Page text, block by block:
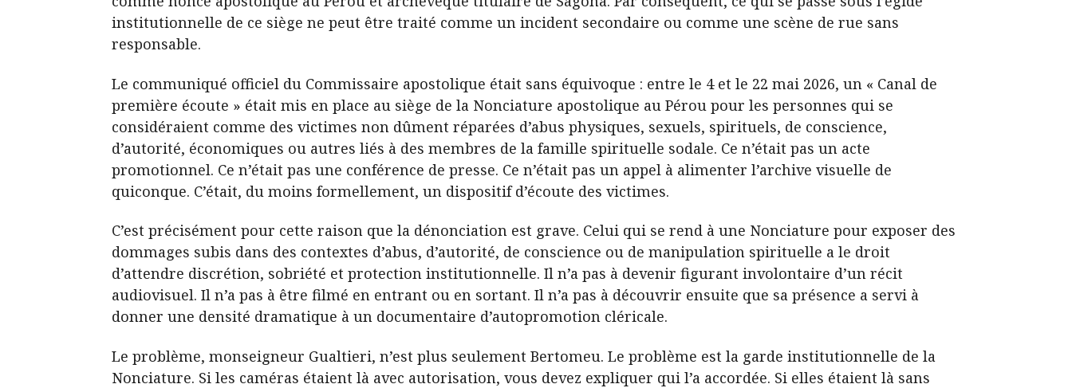
institutionnelle de ce siège ne peut être traité comme un incident secondaire ou comme une scène de rue sans
responsable.
Le communiqué officiel du Commissaire apostolique était sans équivoque : entre le 4 et le 22 mai 2026, un « Canal de
première écoute » était mis en place au siège de la Nonciature apostolique au Pérou pour les personnes qui se
considéraient comme des victimes non dûment réparées d’abus physiques, sexuels, spirituels, de conscience,
d’autorité, économiques ou autres liés à des membres de la famille spirituelle sodale. Ce n’était pas un acte
promotionnel. Ce n’était pas une conférence de presse. Ce n’était pas un appel à alimenter l’archive visuelle de
quiconque. C’était, du moins formellement, un dispositif d’écoute des victimes.
C’est précisément pour cette raison que la dénonciation est grave. Celui qui se rend à une Nonciature pour exposer des
dommages subis dans des contextes d’abus, d’autorité, de conscience ou de manipulation spirituelle a le droit
d’attendre discrétion, sobriété et protection institutionnelle. Il n’a pas à devenir figurant involontaire d’un récit
audiovisuel. Il n’a pas à être filmé en entrant ou en sortant. Il n’a pas à découvrir ensuite que sa présence a servi à
donner une densité dramatique à un documentaire d’autopromotion cléricale.
Le problème, monseigneur Gualtieri, n’est plus seulement Bertomeu. Le problème est la garde institutionnelle de la
Nonciature. Si les caméras étaient là avec autorisation, vous devez expliquer qui l’a accordée. Si elles étaient là sans